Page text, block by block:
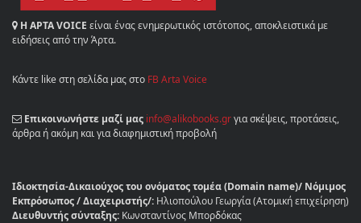
Η ΑΡΤΑ VOICE είναι ένας ενημερωτικός ιστότοπος, αποκλειστικά με
ειδήσεις από την Άρτα.
Κάντε like στη σελίδα μας στο FB Arta Voice
Επικοινωνήστε μαζί μας info@alikobooks.grγια σκέψεις, προτάσεις,
άρθρα ή ακόμη και για διαφημιστική προβολή
Ιδιοκτησία-Δικαιούχος του ονόματος τομέα (Domain name)/ Νόμιμος
Εκπρόσωπος / Διαχειριστής/: Ηλιοπούλου Γεωργία (Ατομική επιχείρηση)
Διευθυντής σύνταξης: Κωνσταντίνος Μπορδόκας